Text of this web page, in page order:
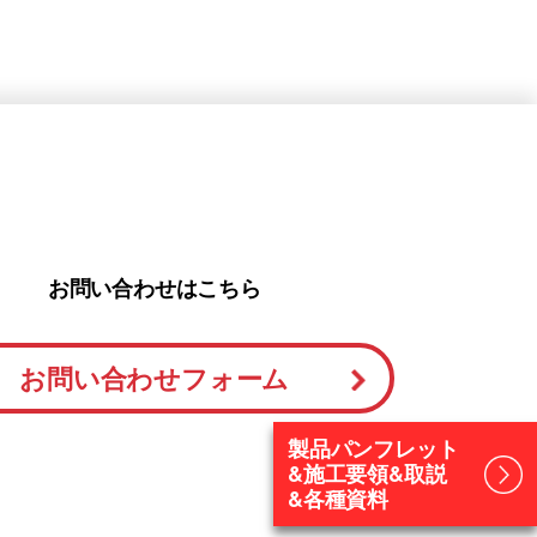
製品パンフレット
&施工要領&取説
&各種資料
お問い合わせはこちら
お問い合わせフォーム